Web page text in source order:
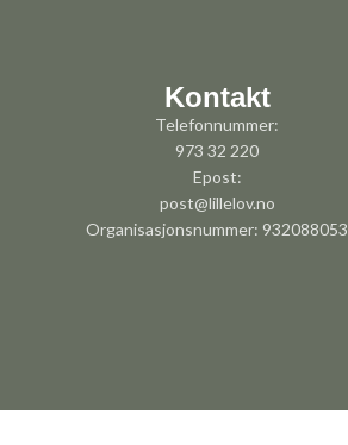
Kontakt
Telefonnummer:
973 32 220
Epost:
post@lillelov.no
Organisasjonsnummer: 932088053